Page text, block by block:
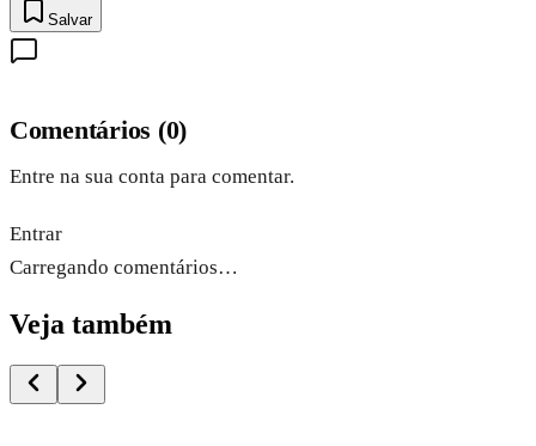
Salvar
Comentários (0)
Entre na sua conta para comentar.
Entrar
Carregando comentários…
Veja também